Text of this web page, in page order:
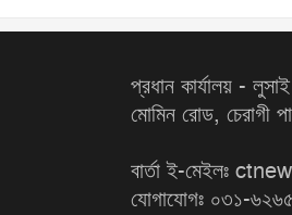
প্রধান কার্যালয় -
মোমিন রোড, চেরাগী
বার্তা ই-মেইলঃ
যোগাযোগঃ ০৩১-